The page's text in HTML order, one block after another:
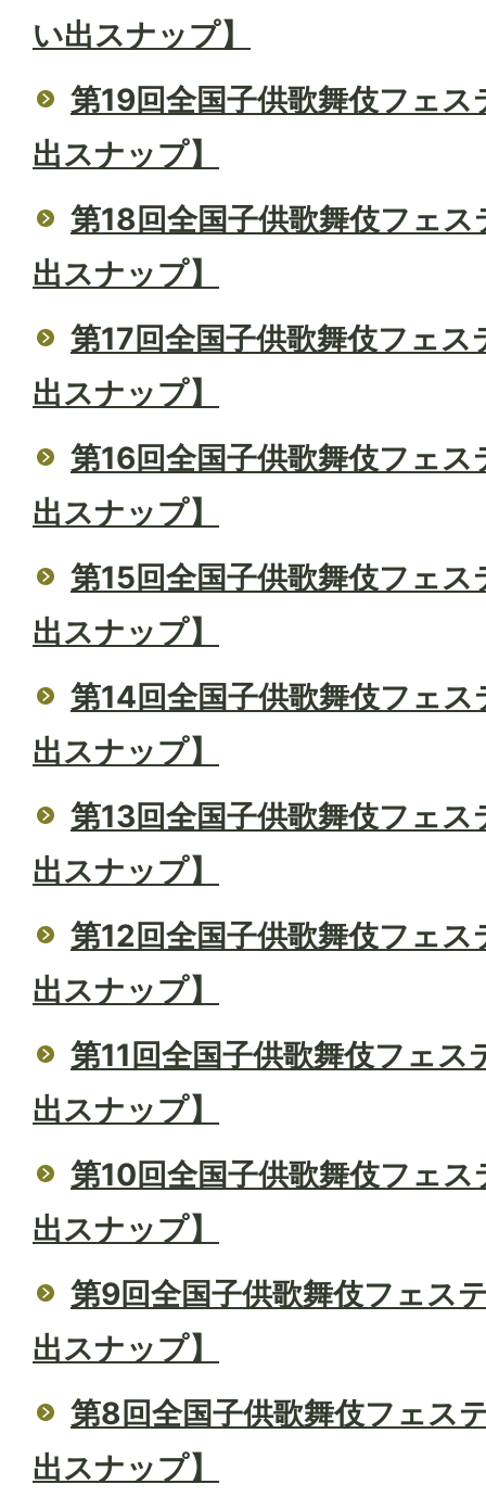
い出スナップ】
第19回全国子供歌舞伎フェ
出スナップ】
第18回全国子供歌舞伎フェ
出スナップ】
第17回全国子供歌舞伎フェ
出スナップ】
第16回全国子供歌舞伎フェ
出スナップ】
第15回全国子供歌舞伎フェ
出スナップ】
第14回全国子供歌舞伎フェ
出スナップ】
第13回全国子供歌舞伎フェ
出スナップ】
第12回全国子供歌舞伎フェ
出スナップ】
第11回全国子供歌舞伎フェ
出スナップ】
第10回全国子供歌舞伎フェ
出スナップ】
第9回全国子供歌舞伎フェス
出スナップ】
第8回全国子供歌舞伎フェス
出スナップ】